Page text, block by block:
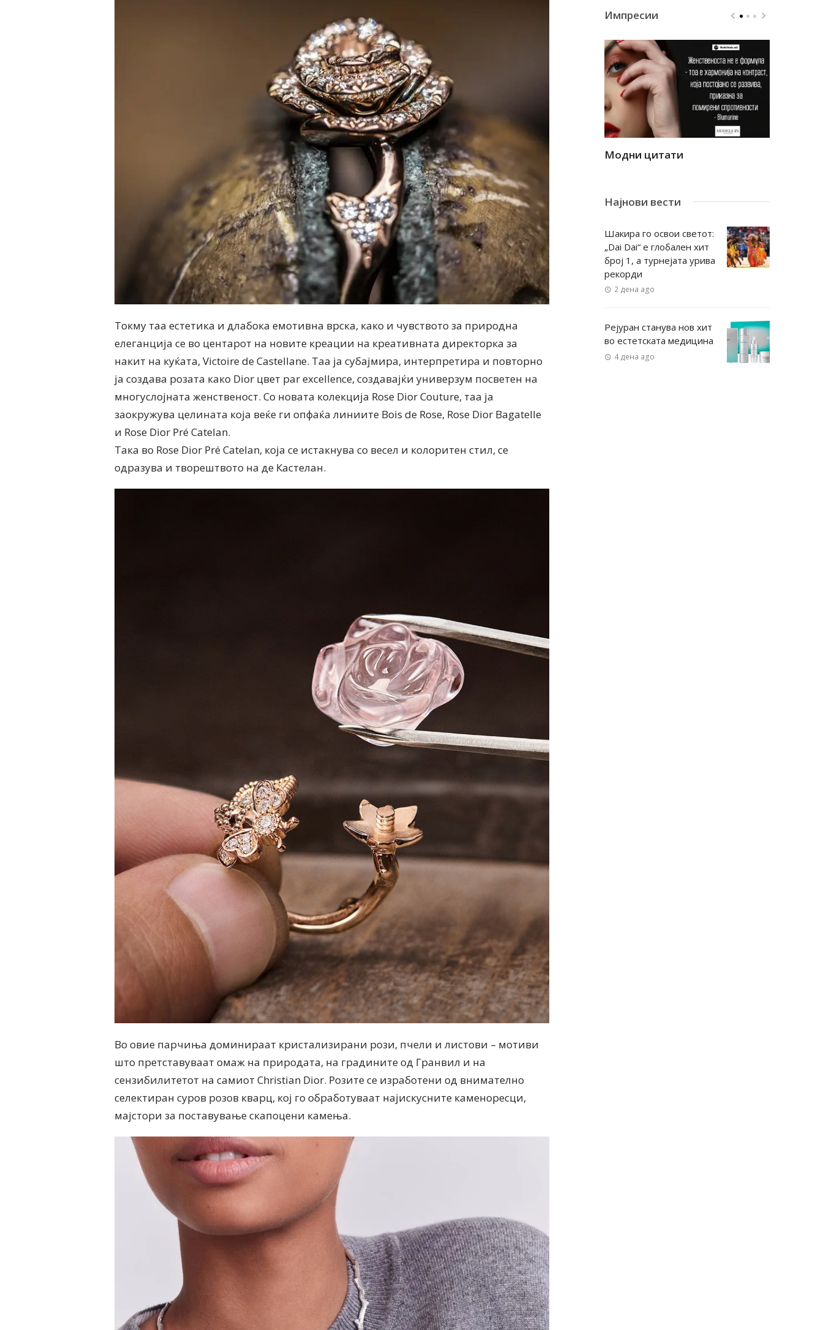
Токму таа естетика и длабока емотивна врска, како и чувството за природна
елеганција се во центарот на новите креации на креативната директорка за
накит на куќата, Victoire de Castellane. Таа ја субајмира, интерпретира и повторно
ја создава розата како Dior цвет par excellence, создавајќи универзум посветен на
многуслојната женственост. Со новата колекција Rose Dior Couture, таа ја
заокружува целината која веќе ги опфаќа линиите Bois de Rose, Rose Dior Bagatelle
и Rose Dior Pré Catelan.
Така во Rose Dior Pré Catelan, која се истакнува со весел и колоритен стил, се
одразува и творештвото на де Кастелан.
Во овие парчиња доминираат кристализирани рози, пчели и листови – мотиви
што претставуваат омаж на природата, на градините од Гранвил и на
сензибилитетот на самиот Christian Dior. Розите се изработени од внимателно
селектиран суров розов кварц, кој го обработуваат најискусните каменоресци,
мајстори за поставување скапоцени камења.
Импресии
Модни цитати Модни цитати Модни цитати
Најнови вести
Шакира го освои светот:
„Dai Dai“ е глобален хит
број 1, а турнејата урива
рекорди
2 дена ago
Рејуран станува нов хит
во естетската медицина
4 дена ago